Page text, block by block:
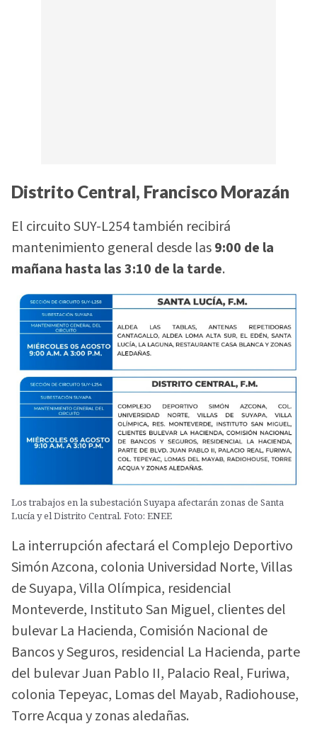
Distrito Central, Francisco Morazán
El circuito SUY-L254 también recibirá
mantenimiento general desde las9:00 de la
mañana hasta las 3:10 de la tarde.
Los trabajos en la subestación Suyapa afectarán zonas de Santa
Lucía y el Distrito Central. Foto: ENEE
La interrupción afectará el Complejo Deportivo
Simón Azcona, colonia Universidad Norte, Villas
de Suyapa, Villa Olímpica, residencial
Monteverde, Instituto San Miguel, clientes del
bulevar La Hacienda, Comisión Nacional de
Bancos y Seguros, residencial La Hacienda, parte
del bulevar Juan Pablo II, Palacio Real, Furiwa,
colonia Tepeyac, Lomas del Mayab, Radiohouse,
Torre Acqua y zonas aledañas.